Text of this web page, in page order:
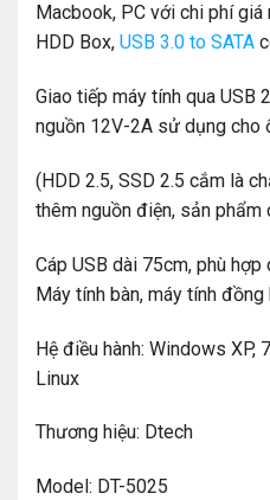
Macbook, PC với chi phí
HDD Box, USB 3.0 to SATA
Giao tiếp máy tính qua USB
nguồn 12V-2A sử dụng cho
(HDD 2.5, SSD 2.5 cắm là
thêm nguồn điện, sản
Cáp USB dài 75cm, phù
Máy tính bàn, máy tính đồng
Hệ điều hành: Windows XP,
Linux
Thương hiệu: Dtech
Model: DT-5025